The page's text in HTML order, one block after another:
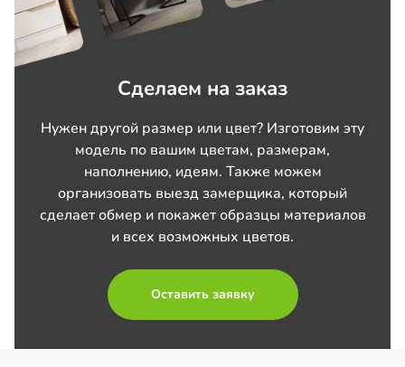
Сделаем на заказ
Нужен другой размер или цвет? Изготовим эту
модель по вашим цветам, размерам,
наполнению, идеям. Также можем
организовать выезд замерщика, который
сделает обмер и покажет образцы материалов
и всех возможных цветов.
Оставить заявку